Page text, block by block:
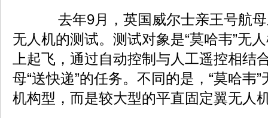
去年9月，英国威尔士亲王号航母
无人机的测试。测试对象是“莫哈韦”无
上起飞，通过自动控制与人工遥控相结
母“送快递”的任务。不同的是，“莫哈韦
机构型，而是较大型的平直固定翼无人